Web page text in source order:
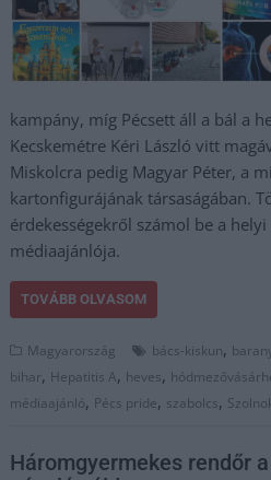
kampány, míg Pécsett áll a bál a
Kecskemétre Kéri László vitt
Miskolcra pedig Magyar Péter, a
kartonfigurájának társaságában.
érdekességekről számol be a
médiaajánlója.
TOVÁBB OLVASOM
Magyarország bács-kiskun,
bihar, Hepatitis A, heves,
médiaajánló, Pécs pride, szabolcs,
Háromgyermekes rendőr